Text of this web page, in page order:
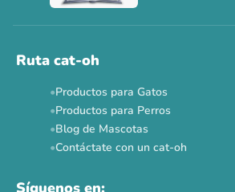
Ruta cat-oh
Productos para Gatos
Productos para Perros
Blog de Mascotas
Contáctate con un cat-oh
Síguenos en: